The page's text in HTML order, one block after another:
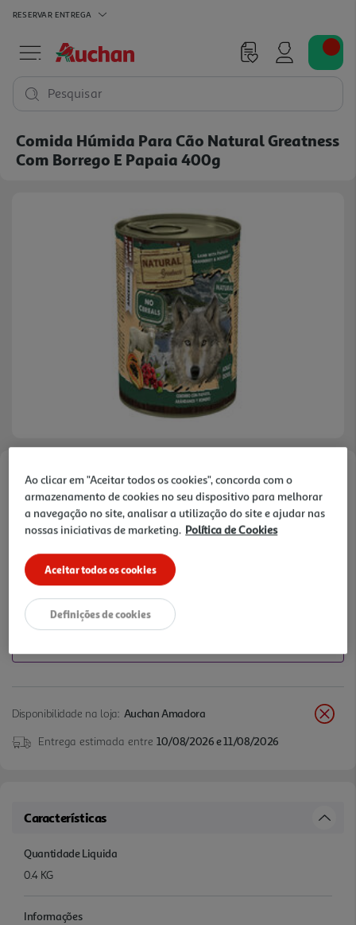
RESERVAR ENTREGA
Pesquisar
Comida Húmida Para Cão Natural Greatness
Com Borrego E Papaia 400g
Faça a sua avaliação
Ref. / EAN:837655223870
3,79 €
+10% DESC. IMEDIATO PET CLUB
10% de desconto imediato exclusivo para membros do
Disponibilidade na loja: Auchan Amadora
Entrega estimada entre 10/08/2026 e 11/08/2026
Características
Quantidade Liquida
0.4 KG
Informações
Ao clicar em "Aceitar todos os cookies", concorda com o
armazenamento de cookies no seu dispositivo para melhorar
a navegação no site, analisar a utilização do site e ajudar nas
nossas iniciativas de marketing. Política de Cookies
Aceitar todos os cookies
Definições de cookies